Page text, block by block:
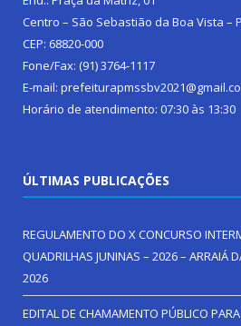
Centro – São Sebastião da Boa Vista –
CEP: 68820-000
Fone/Fax: (91) 3764-1117
E-mail:
Horário de atendimento: 07:30 às 13:30
ÚLTIMAS PUBLICAÇÕES
REGULAMENTO DO X CONCURSO
QUADRILHAS JUNINAS – 2026 – ARRAIÁ
2026
EDITAL DE CHAMAMENTO PÚBLICO